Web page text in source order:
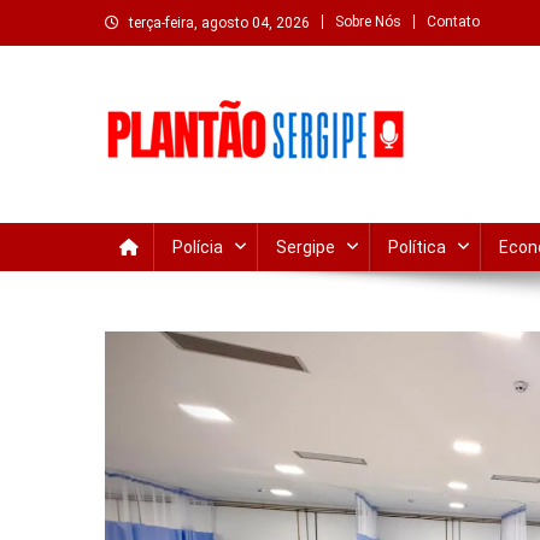
to
terça-feira, agosto 04, 2026 Sobre Nós Contato
Polícia Sergipe Política